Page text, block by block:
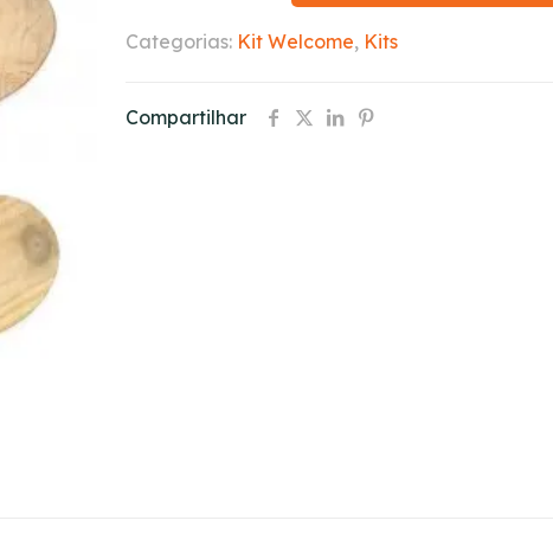
Categorias: Kit Welcome, Kits
Compartilhar